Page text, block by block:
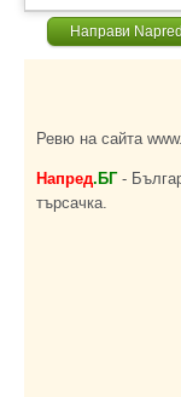
Направи
Ревю на сайта
Напред.БГ-
търсачка.